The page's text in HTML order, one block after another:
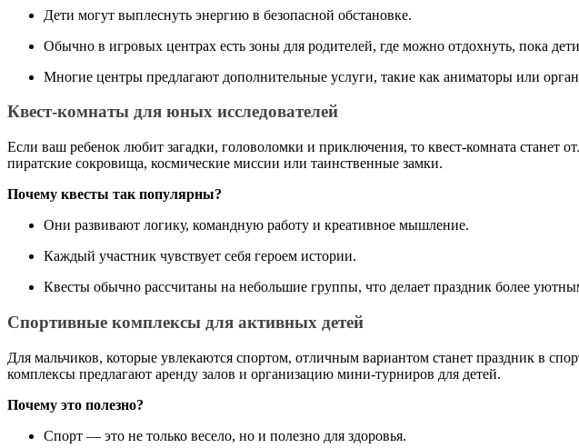
Дети могут выплеснуть энергию в безопасной обстановке.
Обычно в игровых центрах есть зоны для родителей, где можно отдохнуть, пока
Многие центры предлагают дополнительные услуги, такие как аниматоры или
Квест-комнаты для юных исследователей
Если ваш ребенок любит загадки, головоломки и приключения, то квест-комната станет
пиратские сокровища, космические миссии или таинственные замки.
Почему квесты так популярны?
Они развивают логику, командную работу и креативное мышление.
Каждый участник чувствует себя героем истории.
Квесты обычно рассчитаны на небольшие группы, что делает праздник более
Спортивные комплексы для активных детей
Для мальчиков, которые увлекаются спортом, отличным вариантом станет праздник в
комплексы предлагают аренду залов и организацию мини-турниров для детей.
Почему это полезно?
Спорт — это не только весело, но и полезно для здоровья.